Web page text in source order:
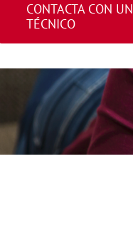
CONTACTA CON UN
TÉCNICO